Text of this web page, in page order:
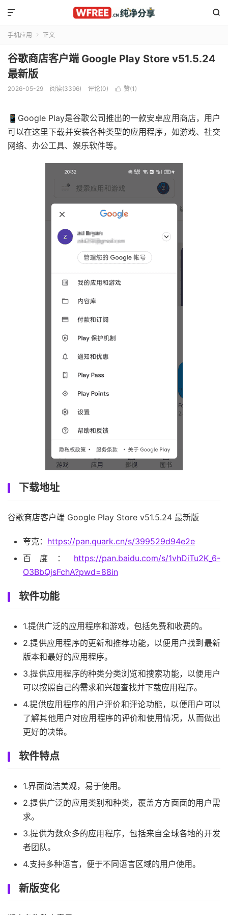


手机应用  正文
谷歌商店客户端 Google Play Store v51.5.24
最新版
2026-05-29 阅读(3396) 评论(0)  赞(1 )
📱Google Play是谷歌公司推出的一款安卓应用商店，用户
可以在这里下载并安装各种类型的应用程序，如游戏、社交
网络、办公工具、娱乐软件等。
下载地址
谷歌商店客户端 Google Play Store v51.5.24 最新版
夸克： https://pan.quark.cn/s/399529d94e2e
百度： https://pan.baidu.com/s/1vhDiTu2K_6-
O3BbQjsFchA?pwd=88in
软件功能
1.提供广泛的应用程序和游戏，包括免费和收费的。
2.提供应用程序的更新和推荐功能，以便用户找到最新
版本和最好的应用程序。
3.提供应用程序的种类分类浏览和搜索功能，以便用户
可以按照自己的需求和兴趣查找并下载应用程序。
4.提供应用程序的用户评价和评论功能，以便用户可以
了解其他用户对应用程序的评价和使用情况，从而做出
更好的决策。
软件特点
1.界面简洁美观，易于使用。
2.提供广泛的应用类别和种类，覆盖方方面面的用户需
求。
3.提供为数众多的应用程序，包括来自全球各地的开发
者团队。
4.支持多种语言，便于不同语言区域的用户使用。
新版变化